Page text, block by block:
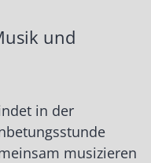
und
in der
musizieren